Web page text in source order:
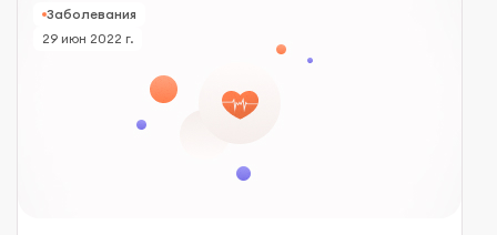
Заболевания
29 июн 2022 г.